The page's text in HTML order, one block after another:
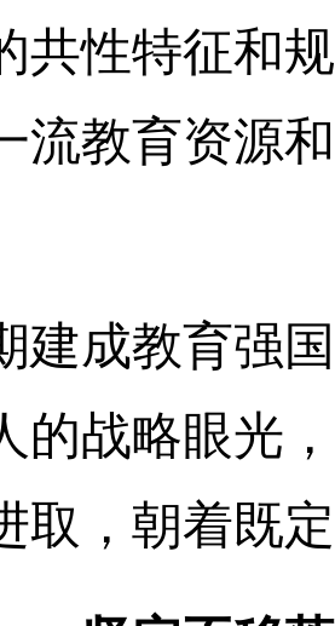
共性特征和
流教育资源
建成教育强
的战略眼光
取，朝着既